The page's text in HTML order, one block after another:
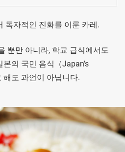
독자적인 진화를 이룬 카레.
뿐만 아니라, 학교 급식에서도
의 국민 음식（Japan’s
도 과언이 아닙니다.